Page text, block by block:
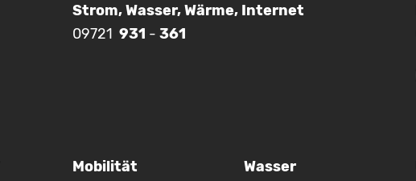
Strom, Wasser, Wärme, Internet
09721931 -361
Mobilität Wasser